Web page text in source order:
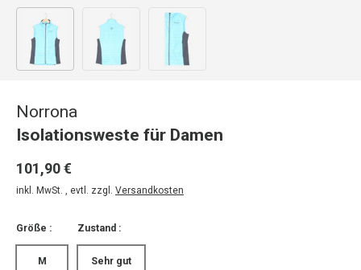
Bild 1 in Galerieansicht laden
Norrona
Isolationsweste für Damen
101,90 €
inkl. MwSt. , evtl. zzgl. Versandkosten
Größe :
M
Zustand :
Sehr gut